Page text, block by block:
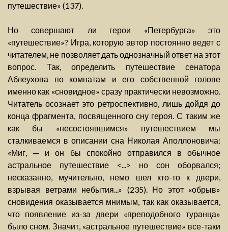
путешествие» (137).
Но совершают ли герои «Петербурга» это
«путешествие»? Игра, которую автор постоянно ведет с
читателем, не позволяет дать однозначный ответ на этот
вопрос. Так, определить путешествие сенатора
Аблеухова по комнатам и его собственной голове
именно как «сновидное» сразу практически невозможно.
Читатель осознает это ретроспективно, лишь дойдя до
конца фрагмента, посвященного сну героя. С таким же
как бы «несостоявшимся» путешествием мы
сталкиваемся в описании сна Николая Аполлоновича:
«Миг, — и он бы спокойно отправился в обычное
астральное путешествие <...> но сон оборвался;
несказанно, мучительно, немо шел кто-то к двери,
взрывая ветрами небытия...» (235). Но этот «обрыв»
сновидения оказывается мнимым, так как оказывается,
что появление из-за двери «преподобного туранца»
было сном. Значит, «астральное путешествие» все-таки